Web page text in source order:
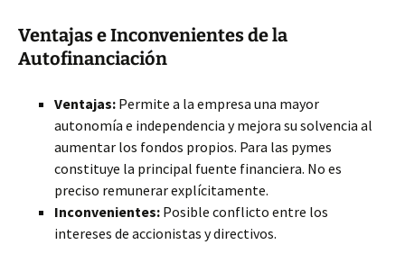
Ventajas e Inconvenientes de la
Autofinanciación
Ventajas: Permite a la empresa una mayor
autonomía e independencia y mejora su solvencia al
aumentar los fondos propios. Para las pymes
constituye la principal fuente financiera. No es
preciso remunerar explícitamente.
Inconvenientes: Posible conflicto entre los
intereses de accionistas y directivos.